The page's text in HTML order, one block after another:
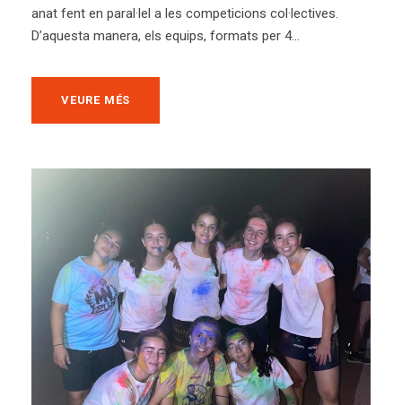
anat fent en paral·lel a les competicions col·lectives.
D’aquesta manera, els equips, formats per 4...
VEURE MÉS